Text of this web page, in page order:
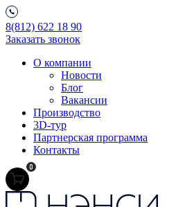
8(812) 622 18 90
Заказать звонок
О компании
Новости
Блог
Вакансии
Производство
3D-тур
Партнерская программа
Контакты
0